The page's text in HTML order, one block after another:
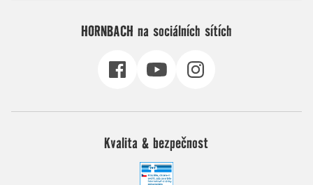
HORNBACH na sociálních sítích
Kvalita & bezpečnost